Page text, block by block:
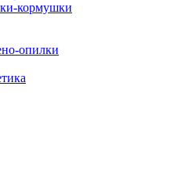
кормушки
опилки